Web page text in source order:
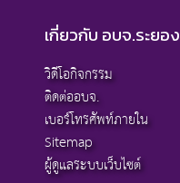
เกี่ยวกับ อบจ.ระยอง
วิดีโอกิจกรรม
ติดต่ออบจ.
เบอร์โทรศัพท์ภายใน
Sitemap
ผู้ดูแลระบบเว็บไซต์